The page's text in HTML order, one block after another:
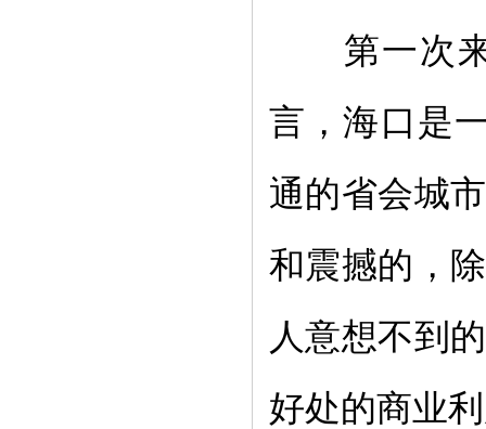
第一次
言，海口是
通的省会城
和震撼的，
人意想不到
好处的商业